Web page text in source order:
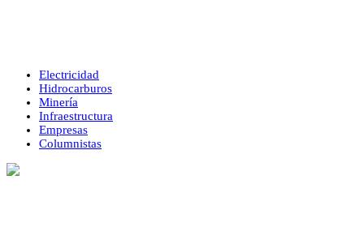
Electricidad
Hidrocarburos
Minería
Infraestructura
Empresas
Columnistas